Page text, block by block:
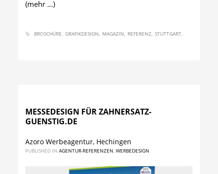
(mehr …)
BROSCHÜRE GRAFIKDESIGN MAGAZIN REFERENZ STUTTGART
MESSEDESIGN FÜR ZAHNERSATZ-
GUENSTIG.DE
Azoro Werbeagentur, Hechingen
PUBLISHED IN AGENTUR-REFERENZEN,WERBEDESIGN